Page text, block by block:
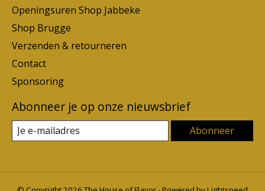
Openingsuren Shop Jabbeke
Shop Brugge
Verzenden & retourneren
Contact
Sponsoring
Abonneer je op onze nieuwsbrief
Abonneer